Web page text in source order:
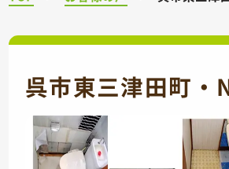
呉市東三津田町・